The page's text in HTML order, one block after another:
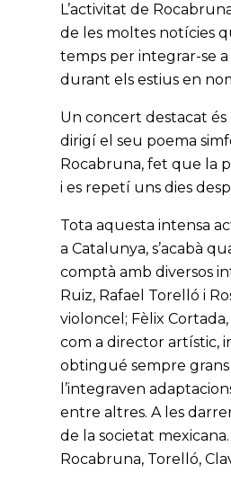
L’activitat de
de les moltes notícies
temps per integrar-se
durant els estius en
Un concert destacat és
dirigí el seu poema
Rocabruna, fet que la
i es repetí uns dies
Tota aquesta intensa
a Catalunya, s’acabà
comptà amb diversos
Ruiz, Rafael Torelló i
violoncel; Fèlix
com a director artístic,
obtingué sempre
l’integraven
entre altres. A les
de la societat
Rocabruna, Torelló,